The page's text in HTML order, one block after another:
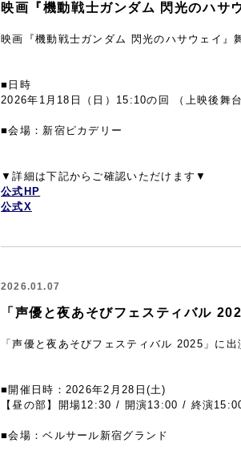
映画『機動戦士ガンダム 閃光のハサ
映画『機動戦士ガンダム 閃光のハサウェイ』
■日時
2026年1月18日（日）15:10の回 （上映後舞台
■会場：新宿ピカデリー
▼詳細は下記からご確認いただけます▼
公式HP
公式X
2026.01.07
「声優と夜あそびフェスティバル
「声優と夜あそびフェスティバル 2025」に出
■開催日時：2026年2月28日(土)
【昼の部】開場12:30 / 開演13:00 / 終演
■会場：ベルサール新宿グランド